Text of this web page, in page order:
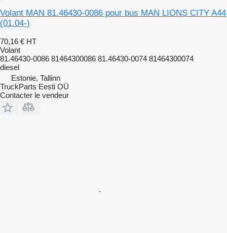
Volant MAN 81.46430-0086 pour bus MAN LIONS CITY A44
(01.04-)
70,16 € HT
Volant
81.46430-0086 81464300086 81.46430-0074 81464300074
diesel
Estonie, Tallinn
TruckParts Eesti OÜ
Contacter le vendeur